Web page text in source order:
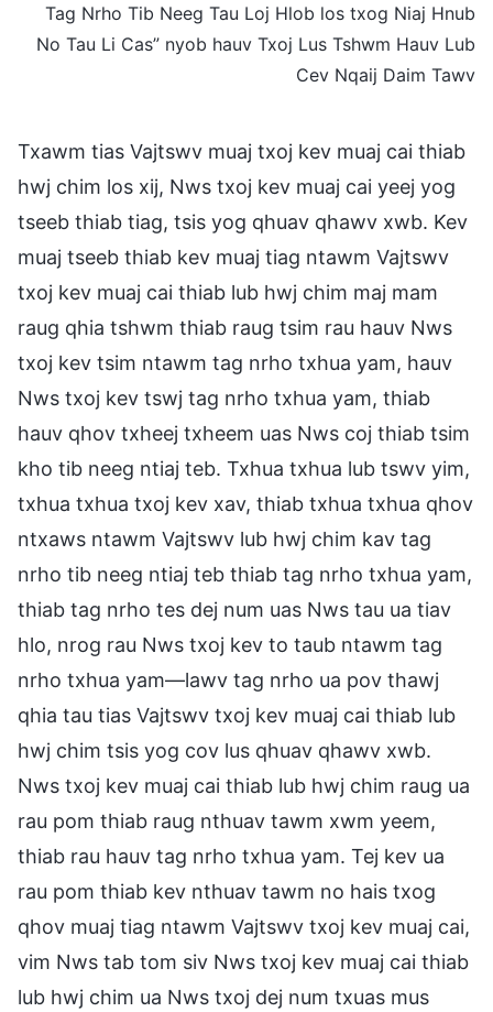
Tag Nrho Tib Neeg Tau Loj Hlob los txog Niaj Hnub
No Tau Li Cas” nyob hauv Txoj Lus Tshwm Hauv Lub
Cev Nqaij Daim Tawv
Txawm tias Vajtswv muaj txoj kev muaj cai thiab
hwj chim los xij, Nws txoj kev muaj cai yeej yog
tseeb thiab tiag, tsis yog qhuav qhawv xwb. Kev
muaj tseeb thiab kev muaj tiag ntawm Vajtswv
txoj kev muaj cai thiab lub hwj chim maj mam
raug qhia tshwm thiab raug tsim rau hauv Nws
txoj kev tsim ntawm tag nrho txhua yam, hauv
Nws txoj kev tswj tag nrho txhua yam, thiab
hauv qhov txheej txheem uas Nws coj thiab tsim
kho tib neeg ntiaj teb. Txhua txhua lub tswv yim,
txhua txhua txoj kev xav, thiab txhua txhua qhov
ntxaws ntawm Vajtswv lub hwj chim kav tag
nrho tib neeg ntiaj teb thiab tag nrho txhua yam,
thiab tag nrho tes dej num uas Nws tau ua tiav
hlo, nrog rau Nws txoj kev to taub ntawm tag
nrho txhua yam—lawv tag nrho ua pov thawj
qhia tau tias Vajtswv txoj kev muaj cai thiab lub
hwj chim tsis yog cov lus qhuav qhawv xwb.
Nws txoj kev muaj cai thiab lub hwj chim raug ua
rau pom thiab raug nthuav tawm xwm yeem,
thiab rau hauv tag nrho txhua yam. Tej kev ua
rau pom thiab kev nthuav tawm no hais txog
qhov muaj tiag ntawm Vajtswv txoj kev muaj cai,
vim Nws tab tom siv Nws txoj kev muaj cai thiab
lub hwj chim ua Nws txoj dej num txuas mus